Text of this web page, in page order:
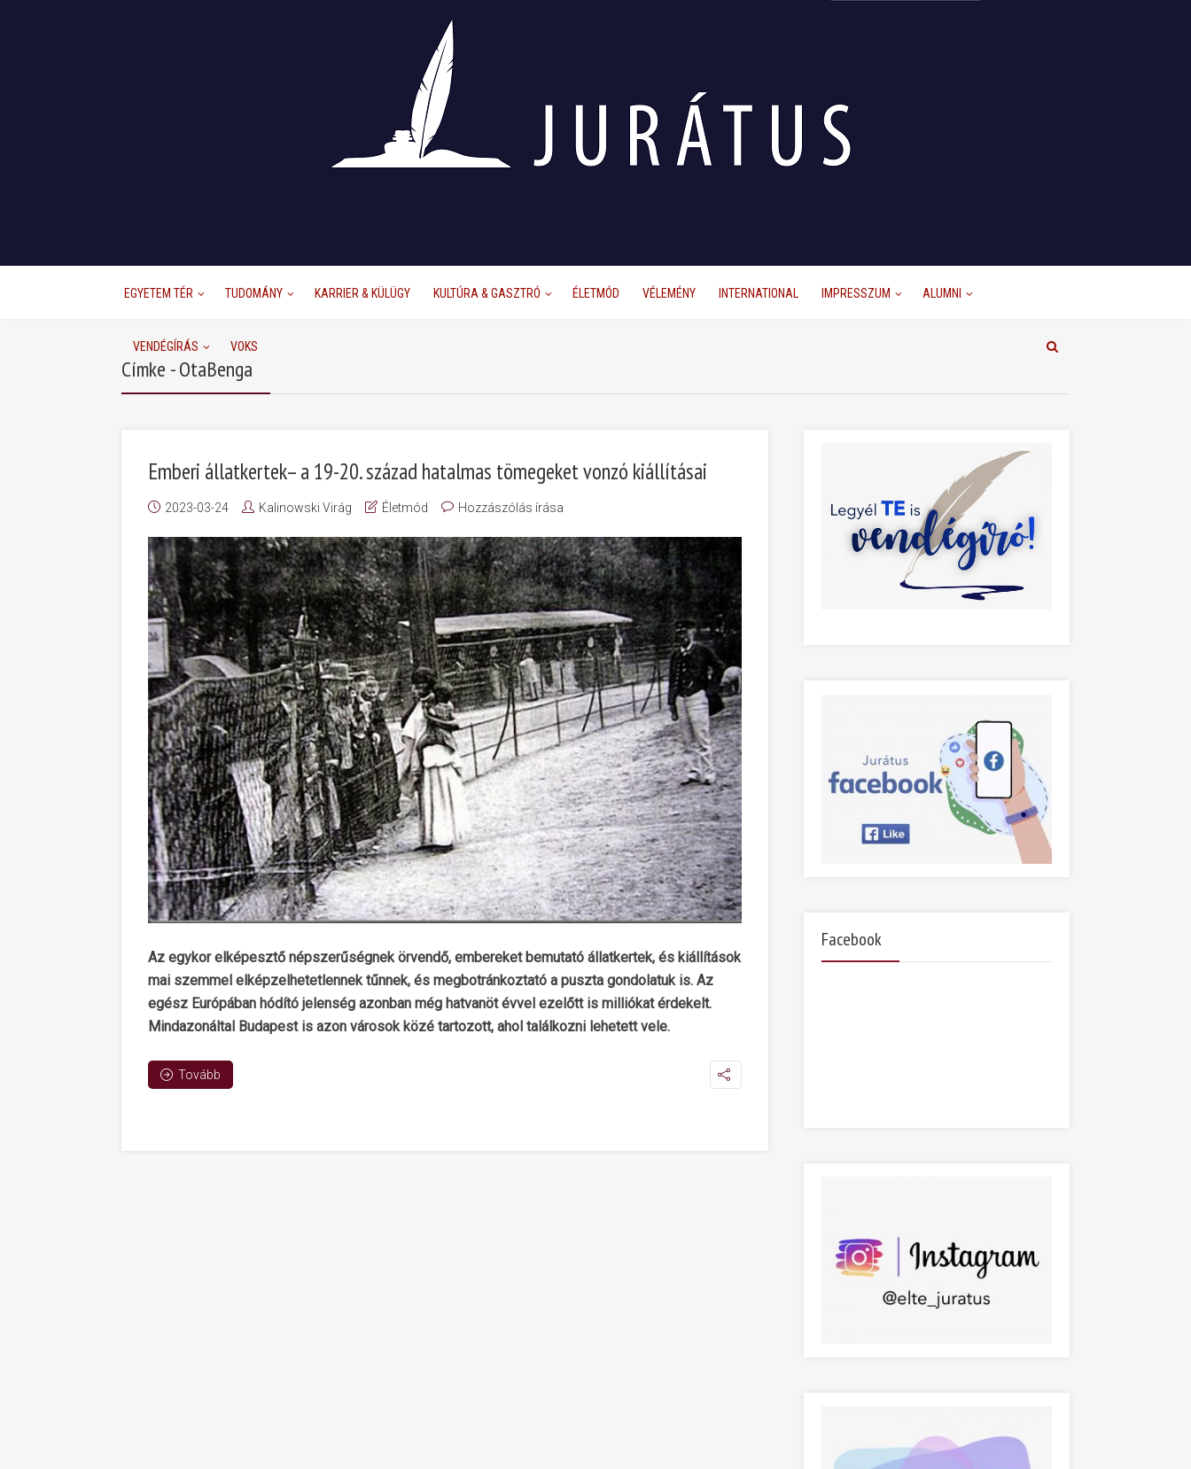
EGYETEM TÉR TUDOMÁNY KARRIER & KÜLÜGY KULTÚRA & GASZTRÓ ÉLETMÓD VÉLEMÉNY INTERNATIONAL IMPRESSZUM ALUMNI
VENDÉGÍRÁS VOKS
Címke - OtaBenga
Emberi állatkertek– a 19-20. század hatalmas tömegeket vonzó kiállításai
2023-03-24 Kalinowski Virág Életmód Hozzászólás írása
Az egykor elképesztő népszerűségnek örvendő, embereket bemutató állatkertek, és kiállítások
mai szemmel elképzelhetetlennek tűnnek, és megbotránkoztató a puszta gondolatuk is. Az
egész Európában hódító jelenség azonban még hatvanöt évvel ezelőtt is milliókat érdekelt.
Mindazonáltal Budapest is azon városok közé tartozott, ahol találkozni lehetett vele.
Tovább
Facebook